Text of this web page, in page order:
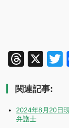
X
関連記事:
2024年8月20日
弁護士